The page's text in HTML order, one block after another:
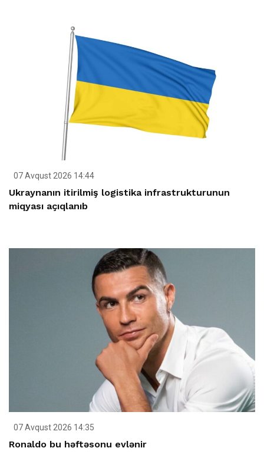
07 Avqust 2026 14:44
Ukraynanın itirilmiş logistika infrastrukturunun
miqyası açıqlanıb
07 Avqust 2026 14:35
Ronaldo bu həftəsonu evlənir